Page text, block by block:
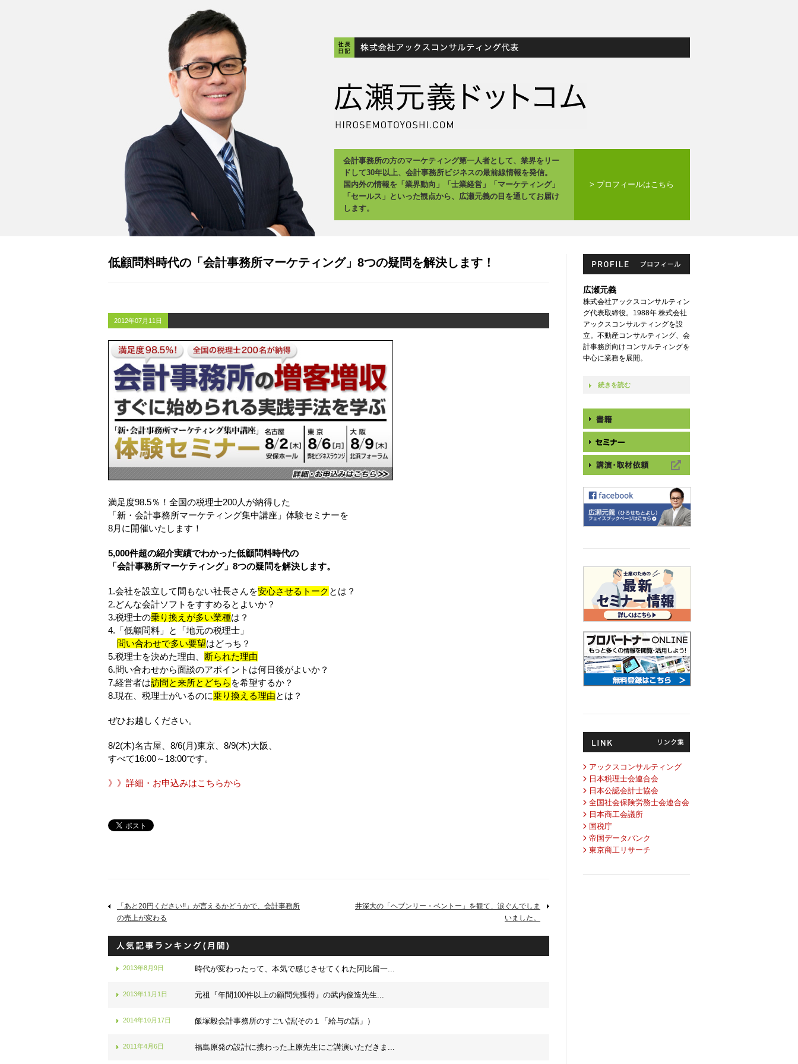
会計事務所の方のマーケティング第一人者として、業界をリー
ドして30年以上、会計事務所ビジネスの最前線情報を発信。
国内外の情報を「業界動向」「士業経営」「マーケティング」
「セールス」といった観点から、広瀬元義の目を通してお届け
します。
> プロフィールはこちら
低顧問料時代の「会計事務所マーケティング」8つの疑問を解決します！
2012年07月11日
満足度98.5％！全国の税理士200人が納得した
「新・会計事務所マーケティング集中講座」体験セミナーを
8月に開催いたします！
5,000件超の紹介実績でわかった低顧問料時代の
「会計事務所マーケティング」8つの疑問を解決します。
1.会社を設立して間もない社長さんを安心させるトーク とは？
2.どんな会計ソフトをすすめるとよいか？
3.税理士の乗り換えが多い業種は？
4.「低顧問料」と「地元の税理士」
問い合わせで多い要望はどっち？
5.税理士を決めた理由、 断られた理由
6.問い合わせから面談のアポイントは何日後がよいか？
7.経営者は訪問と来所とどちら を希望するか？
8.現在、税理士がいるのに乗り換える理由とは？
ぜひお越しください。
8/2(木)名古屋、8/6(月)東京、8/9(木)大阪、
すべて16:00～18:00です。
》》詳細・お申込みはこちらから
「あと20円ください!!」が言えるかどうかで、会計事務所
の売上が変わる
井深大の「ヘブンリー・ベントー」を観て、涙ぐんでしま
いました。
2013年8月9日 時代が変わったって、本気で感じさせてくれた阿比留一...
2013年11月1日 元祖『年間100件以上の顧問先獲得』の武内俊造先生...
2014年10月17日 飯塚毅会計事務所のすごい話(その１「給与の話」）
2011年4月6日 福島原発の設計に携わった上原先生にご講演いただきま...
広瀬元義
株式会社アックスコンサルティン
グ代表取締役。1988年 株式会社
アックスコンサルティングを設
立。不動産コンサルティング、会
計事務所向けコンサルティングを
中心に業務を展開。
続きを読む
アックスコンサルティング
日本税理士会連合会
日本公認会計士協会
全国社会保険労務士会連合会
日本商工会議所
国税庁
帝国データバンク
東京商工リサーチ